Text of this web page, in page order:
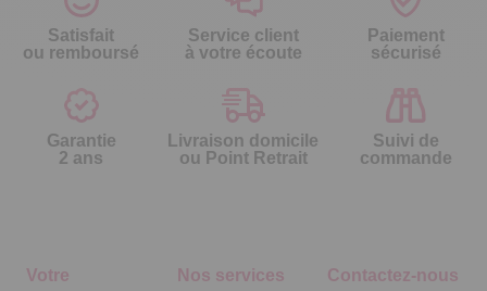
Satisfait
ou remboursé
Service client
à votre écoute
Paiement
sécurisé
Garantie
2 ans
Livraison domicile
ou Point Retrait
Suivi de
commande
Votre
Nos services Contactez-nous